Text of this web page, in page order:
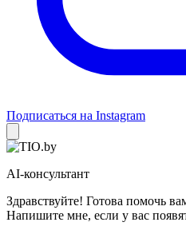
Подписаться на Instagram
AI-консультант
Здравствуйте! Готова помочь
Напишите мне, если у вас